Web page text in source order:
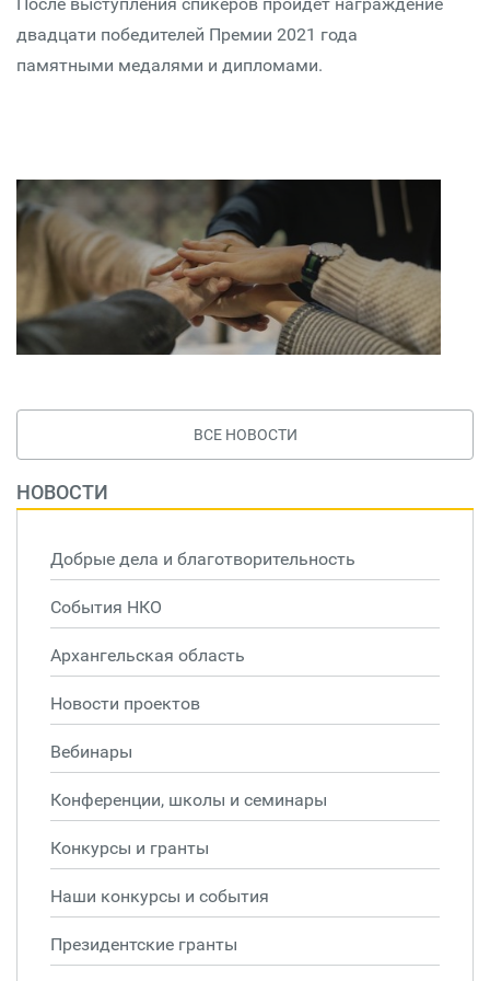
двадцати победителей Премии 2021 года
памятными медалями и дипломами.
ВСЕ НОВОСТИ
НОВОСТИ
Добрые дела и благотворительность
События НКО
Архангельская область
Новости проектов
Вебинары
Конференции, школы и семинары
Конкурсы и гранты
Наши конкурсы и события
Президентские гранты